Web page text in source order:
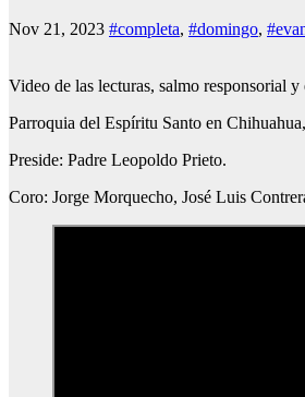
Nov 21, 2023 #completa, #domingo,
Video de las lecturas, salmo responsorial
Parroquia del Espíritu Santo en
Preside: Padre Leopoldo Prieto.
Coro: Jorge Morquecho, José Luis